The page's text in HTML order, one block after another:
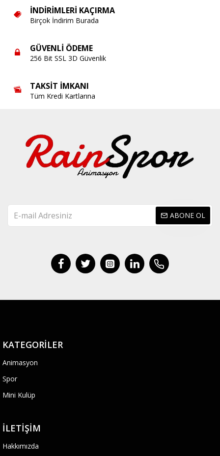
İNDIRIMLERI KAÇIRMA
Birçok İndirim Burada
GÜVENLI ÖDEME
256 Bit SSL 3D Güvenlik
TAKSIT İMKANI
Tüm Kredi Kartlarına
ABONE OL
KATEGORILER
Animasyon
Spor
Mini Kulüp
İLETIŞIM
Hakkımızda